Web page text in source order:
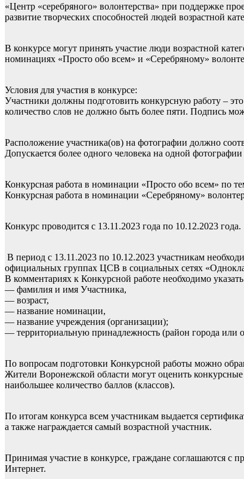
«Центр «серебряного» волонтерства» при поддержке
развитие творческих способностей людей возрастной
В конкурсе могут принять участие люди возрастной
номинациях «Просто обо всем» и «Серебряному»
Условия для участия в конкурсе:
Участники должны подготовить конкурсную работу –
количество слов не должно быть более пяти. Подпись
Расположение участника(ов) на фотографии должно
Допускается более одного человека на одной
Конкурсная работа в номинации «Просто обо всем» по
Конкурсная работа в номинации «Серебряному»
Конкурс проводится с 13.11.2023 года по 10.12.2023 года.
В период с 13.11.2023 по 10.12.2023 участникам
официальных группах ЦСВ в социальных сетях
В комментариях к Конкурсной работе необходимо
— фамилия и имя Участника,
— возраст,
— название номинации,
— название учреждения (организации);
— территориальную принадлежность (район города или
По вопросам подготовки Конкурсной работы можно
Жители Воронежской области могут оценить
наибольшее количество баллов (классов).
По итогам конкурса всем участникам выдается
а также награждается самый возрастной участник.
Принимая участие в конкурсе, граждане соглашаются с
Интернет.